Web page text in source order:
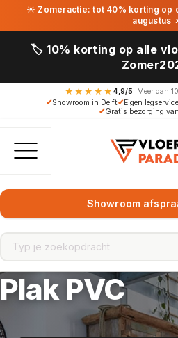
☀ Zomeractie: tot 40% korting op
augustus ›
🏷️ 10% korting op alle
★★★★★ 4,9/5· Meer dan
✔Showroom in Delft✔Eigen legservice
✔Gratis bezorging
Showroom
Plak PVC